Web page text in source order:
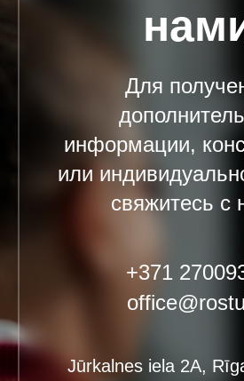
Для
информации,
или
свяжитесь с
+371
Jūrkalnes iela 2A,